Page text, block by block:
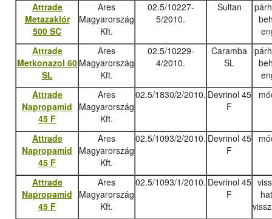
Attrade
Metazaklór
500 SC
Ares
Magyarország
Kft.
02.5/10227-
5/2010.
Sultan
Attrade
Metkonazol 60
SL
Ares
Magyarország
Kft.
02.5/10229-
4/2010.
Caramba
SL
Attrade
Napropamid
45 F
Ares
Magyarország
Kft.
02.5/1830/2/2010. Devrinol 45
F
Attrade
Napropamid
45 F
Ares
Magyarország
Kft.
02.5/1093/2/2010. Devrinol 45
F
Attrade
Napropamid
45 F
Ares
Magyarország
Kft.
02.5/1093/1/2010. Devrinol 45
F